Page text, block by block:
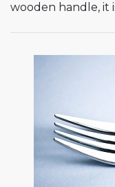
wooden handle, it